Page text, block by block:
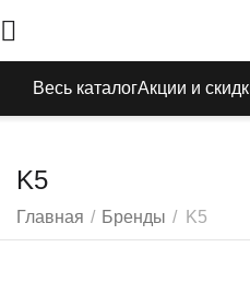
Весь каталогАкции и
K5
Главная / Бренды / K5